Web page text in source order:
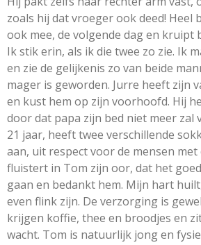
zoals hij dat vroeger ook deed! Heel
ook mee, de volgende dag en kruipt
Ik stik erin, als ik die twee zo zie. Ik
en zie de gelijkenis zo van beide
mager is geworden. Jurre heeft zijn
en kust hem op zijn voorhoofd. Hij
door dat papa zijn bed niet meer zal
21 jaar, heeft twee verschillende
aan, uit respect voor de mensen met
fluistert in Tom zijn oor, dat het
gaan en bedankt hem. Mijn hart
even flink zijn. De verzorging is
krijgen koffie, thee en broodjes en
wacht. Tom is natuurlijk jong en